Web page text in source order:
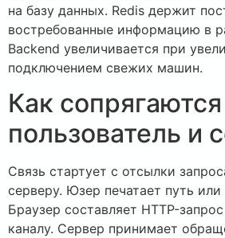
на базу данных. Redis держит
востребованные информацию в
Backend увеличивается при
подключением свежих машин.
Как сопрягаются
пользователь и
Связь стартует с отсылки
серверу. Юзер печатает путь или
Браузер составляет HTTP-
каналу. Сервер принимает